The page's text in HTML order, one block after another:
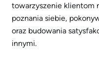
towarzyszenie klientom
poznania siebie,
oraz budowania
innymi.